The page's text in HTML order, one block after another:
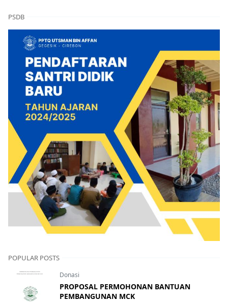
PSDB
POPULAR POSTS
Donasi
PROPOSAL PERMOHONAN BANTUAN
PEMBANGUNAN MCK